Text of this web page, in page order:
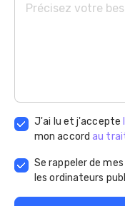
J'ai lu et j'accepte
mon accordau
Se rappeler de
les ordinateurs